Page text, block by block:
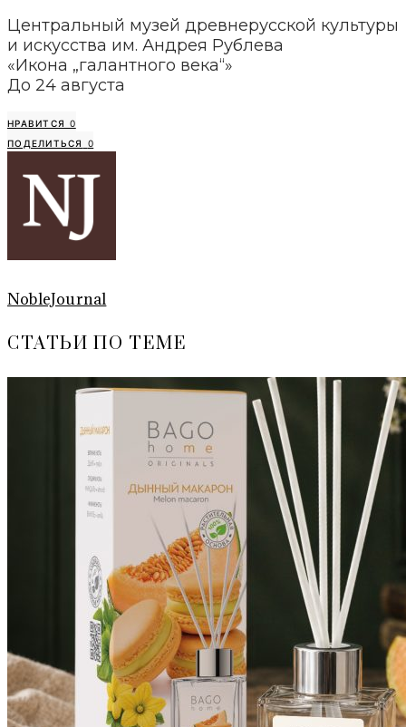
Центральный музей древнерусской культуры
и искусства им. Андрея Рублева
«Икона „галантного века“»
До 24 августа
НРАВИТСЯ 0
ПОДЕЛИТЬСЯ
0
NobleJournal
СТАТЬИ ПО ТЕМЕ